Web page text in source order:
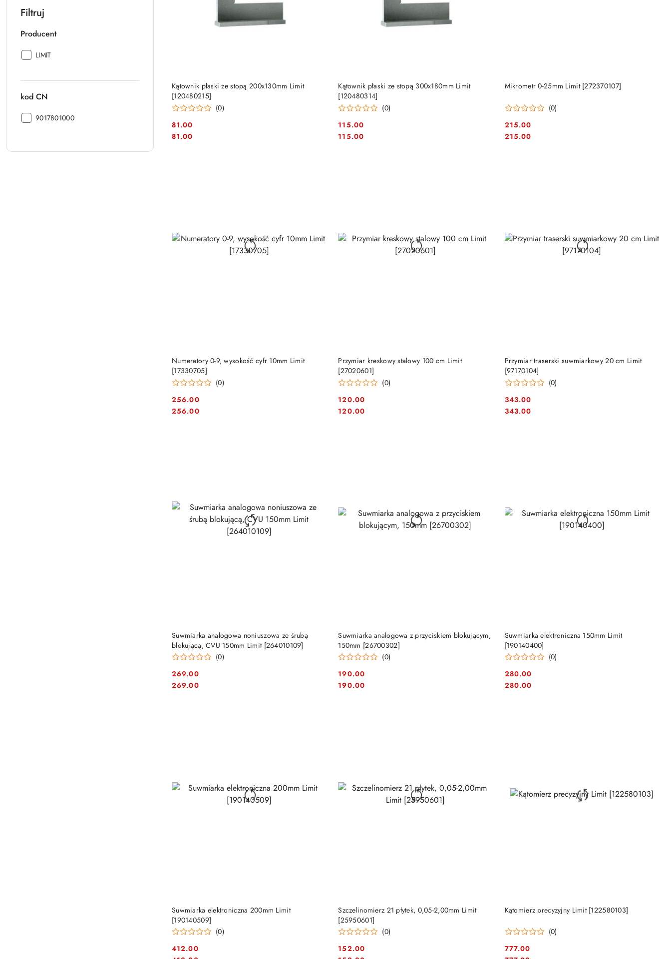
Filtruj
Producent
Producent:
LIMIT
kod CN
kod
9017801000
Kątownik płaski ze stopą 200x130mm Limit
[120480215]
(0)
Cena:
81.00
Cena:
81.00
DO KOSZYKA
Kątownik płaski ze stopą 300x180mm Limit
[120480314]
(0)
Cena:
115.00
Cena:
115.00
DO KOSZYKA Mikrometr 0-25mm Limit [272370107]
(0)
Cena:
215.00
Cena:
215.00
DO KOSZYKA
Numeratory 0-9, wysokość cyfr 10mm Limit
[17330705]
(0)
Cena:
256.00
Cena:
256.00
DO KOSZYKA
Przymiar kreskowy stalowy 100 cm Limit
[27020601]
(0)
Cena:
120.00
Cena:
120.00
DO KOSZYKA
Przymiar traserski suwmiarkowy 20 cm Limit
[97170104]
(0)
Cena:
343.00
Cena:
343.00
DO KOSZYKA
Suwmiarka analogowa noniuszowa ze śrubą
blokującą, CVU 150mm Limit [264010109]
(0)
Cena:
269.00
Cena:
269.00
DO KOSZYKA
Suwmiarka analogowa z przyciskiem blokującym,
150mm [26700302]
(0)
Cena:
190.00
Cena:
190.00
DO KOSZYKA
Suwmiarka elektroniczna 150mm Limit
[190140400]
(0)
Cena:
280.00
Cena:
280.00
DO KOSZYKA
Suwmiarka elektroniczna 200mm Limit
[190140509]
(0)
412.00
DO KOSZYKA
Szczelinomierz 21 płytek, 0,05-2,00mm Limit
[25950601]
(0)
152.00
DO KOSZYKA Kątomierz precyzyjny Limit [122580103]
(0)
777.00
PRODUKT NIEDOSTĘPNY